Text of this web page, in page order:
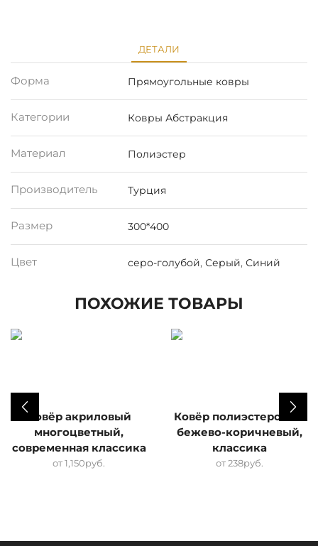
ДЕТАЛИ
Форма Прямоугольные ковры
Категории Ковры Абстракция
Материал Полиэстер
Производитель Турция
Размер 300*400
Цвет серо-голубой, Серый, Синий
ПОХОЖИЕ ТОВАРЫ
Ковёр акриловый
многоцветный,
современная классика
от1,150руб.
Ковёр полиэстеровый
бежево-коричневый,
классика
от238руб.